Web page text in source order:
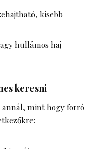
kisebb
hullámos haj
keresni
annál, mint hogy forró